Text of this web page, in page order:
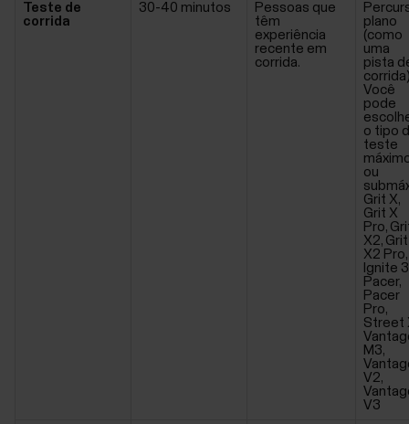
Teste de
corrida
30-40 minutos
Pessoas que
têm
experiência
recente em
corrida.
plano
(como
uma
pista
Você
pode
o tipo
teste
ou
Grit X,
Grit X
Pro,
X2, Grit
X2 Pro,
Ignite
Pacer,
Pacer
Pro,
Street
M3,
V2,
V3